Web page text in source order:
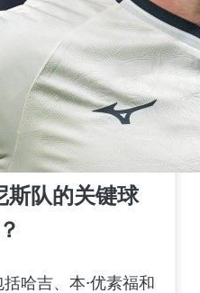
斯队的关键球
哈吉、本·优素福和